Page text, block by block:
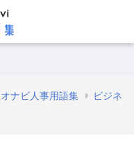
ナビ人事用語集
ビジネ